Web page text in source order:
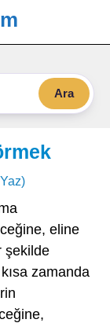
Ara
eline
şekilde
zamanda